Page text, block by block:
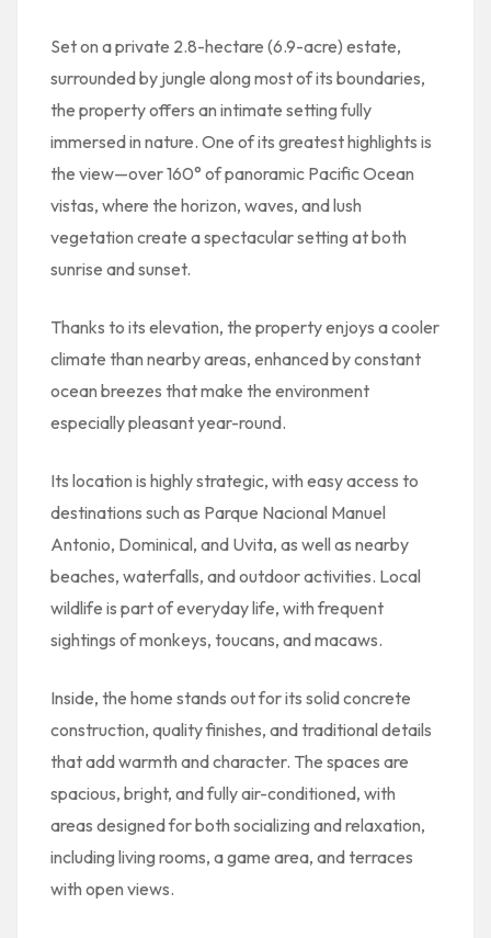
Set on a private 2.8-hectare (6.9-acre) estate,
surrounded by jungle along most of its boundaries,
the property offers an intimate setting fully
immersed in nature. One of its greatest highlights is
the view—over 160° of panoramic Pacific Ocean
vistas, where the horizon, waves, and lush
vegetation create a spectacular setting at both
sunrise and sunset.
Thanks to its elevation, the property enjoys a cooler
climate than nearby areas, enhanced by constant
ocean breezes that make the environment
especially pleasant year-round.
Its location is highly strategic, with easy access to
destinations such as Parque Nacional Manuel
Antonio, Dominical, and Uvita, as well as nearby
beaches, waterfalls, and outdoor activities. Local
wildlife is part of everyday life, with frequent
sightings of monkeys, toucans, and macaws.
Inside, the home stands out for its solid concrete
construction, quality finishes, and traditional details
that add warmth and character. The spaces are
spacious, bright, and fully air-conditioned, with
areas designed for both socializing and relaxation,
including living rooms, a game area, and terraces
with open views.